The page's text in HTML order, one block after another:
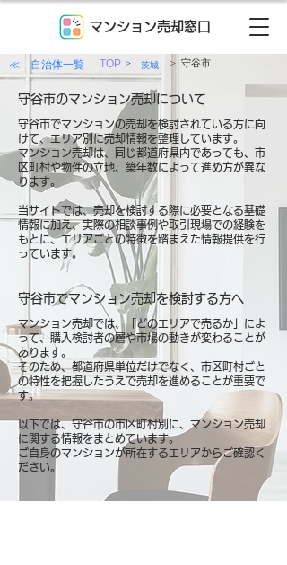
マンション売却窓口
≪ 自治体一覧 TOP > 茨城 > 守谷市
守谷市のマンション売却について
守谷市でマンションの売却を検討されている方に向
けて、エリア別に売却情報を整理しています。
マンション売却は、同じ都道府県内であっても、市
区町村や物件の立地、築年数によって進め方が異な
ります。
当サイトでは、売却を検討する際に必要となる基礎
情報に加え、実際の相談事例や取引現場での経験を
もとに、エリアごとの特徴を踏まえた情報提供を行
っています。
守谷市でマンション売却を検討する方へ
マンション売却では、「どのエリアで売るか」によ
って、購入検討者の層や市場の動きが変わることが
あります。
そのため、都道府県単位だけでなく、市区町村ごと
の特性を把握したうえで売却を進めることが重要で
す。
以下では、守谷市の市区町村別に、マンション売却
に関する情報をまとめています。
ご自身のマンションが所在するエリアからご確認く
ださい。